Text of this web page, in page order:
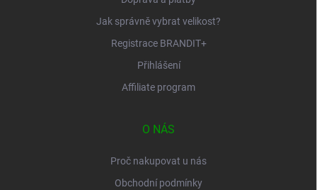
Jak správně vybrat velikost?
Registrace BRANDIT+
Přihlášení
Affiliate program
O NÁS
Proč nakupovat u nás
Obchodní podmínky